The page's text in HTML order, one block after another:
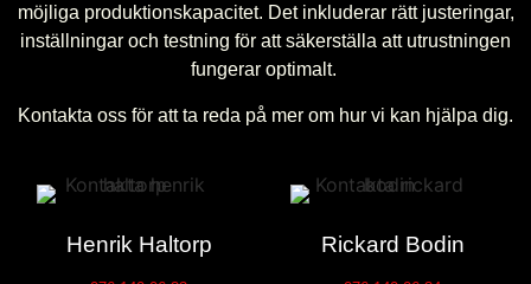
möjliga produktionskapacitet. Det inkluderar rätt justeringar,
inställningar och testning för att säkerställa att utrustningen
fungerar optimalt.
Kontakta oss för att ta reda på mer om hur vi kan hjälpa dig.
Henrik Haltorp Rickard Bodin